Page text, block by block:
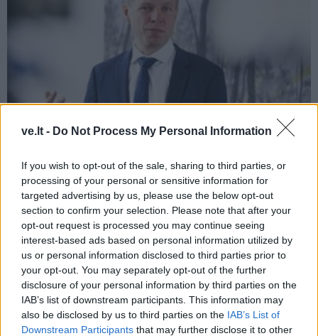
ve.lt - Do Not Process My Personal Information
If you wish to opt-out of the sale, sharing to third parties, or
processing of your personal or sensitive information for
targeted advertising by us, please use the below opt-out
section to confirm your selection. Please note that after your
opt-out request is processed you may continue seeing
interest-based ads based on personal information utilized by
us or personal information disclosed to third parties prior to
your opt-out. You may separately opt-out of the further
disclosure of your personal information by third parties on the
IAB’s list of downstream participants. This information may
also be disclosed by us to third parties on the IAB’s List of
Downstream Participants that may further disclose it to other
2022-09-02 07:21
Sostinėje Šimašius su kolegomis iš kitų
miestų dalysis gerosiomis praktikomis